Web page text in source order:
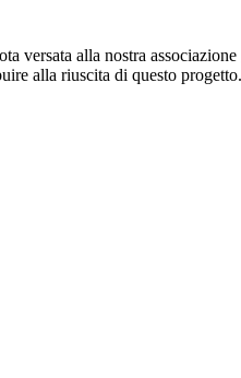
versata alla nostra
alla riuscita di questo